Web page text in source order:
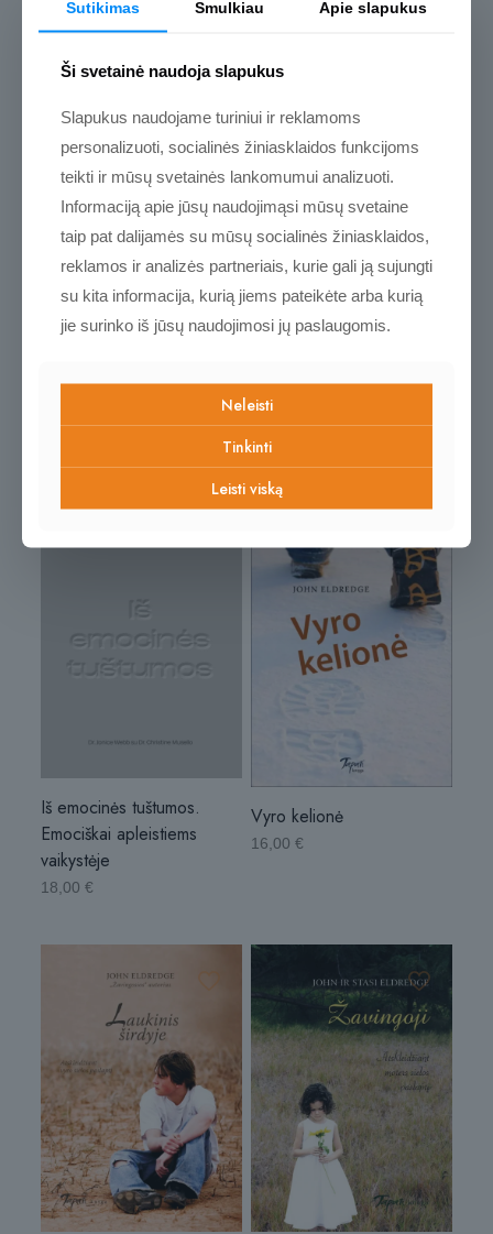
Atsiliepimai
Atsiliepimų dar nėra.
produktą.
Naujos ir
Iš emocinės tuštumos.
Emociškai apleistiems
vaikystėje
18,00 €
Vyro kelionė
16,00 €
Sutikimas Smulkiau Apie slapukus
Ši svetainė naudoja slapukus
Slapukus naudojame turiniui ir reklamoms
personalizuoti, socialinės žiniasklaidos funkcijoms
teikti ir mūsų svetainės lankomumui analizuoti.
Informaciją apie jūsų naudojimąsi mūsų svetaine
taip pat dalijamės su mūsų socialinės žiniasklaidos,
reklamos ir analizės partneriais, kurie gali ją sujungti
su kita informacija, kurią jiems pateikėte arba kurią
jie surinko iš jūsų naudojimosi jų paslaugomis.
Neleisti
Tinkinti
Leisti viską